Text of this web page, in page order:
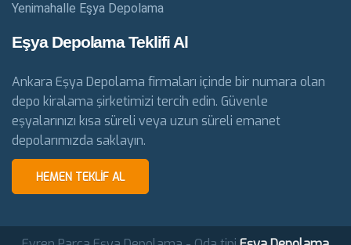
Yenimahalle Eşya Depolama
Eşya Depolama Teklifi Al
Ankara Eşya Depolama firmaları içinde bir numara olan
depo kiralama şirketimizi tercih edin. Güvenle
eşyalarınızı kısa süreli veya uzun süreli emanet
depolarımızda saklayın.
HEMEN TEKLIF AL